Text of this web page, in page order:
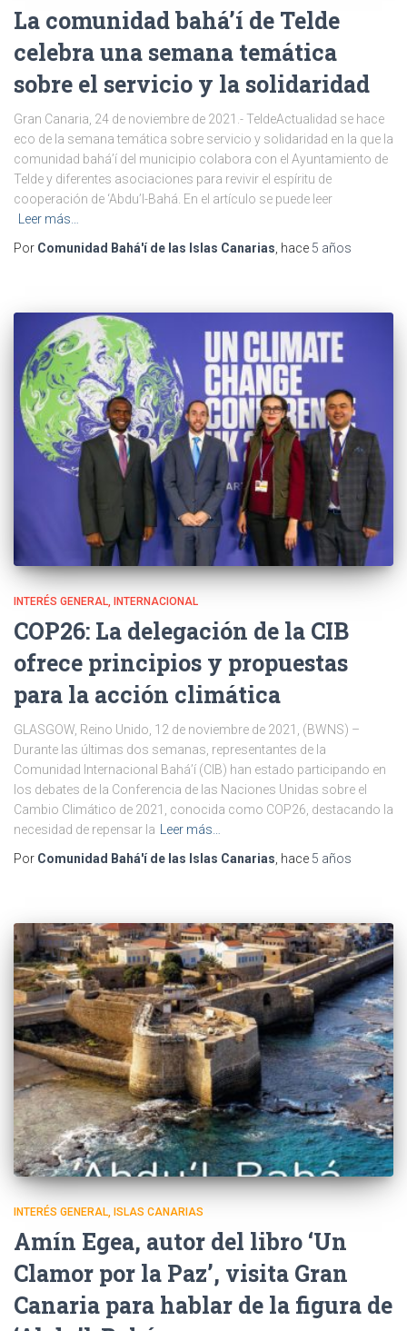
La comunidad bahá’í de Telde
celebra una semana temática
sobre el servicio y la solidaridad
Gran Canaria, 24 de noviembre de 2021.- TeldeActualidad se hace
eco de la semana temática sobre servicio y solidaridad en la que la
comunidad bahá’í del municipio colabora con el Ayuntamiento de
Telde y diferentes asociaciones para revivir el espíritu de
cooperación de ‘Abdu’l-Bahá. En el artículo se puede leer
Leer más…
Por Comunidad Bahá'í de las Islas Canarias, hace 5 años
INTERÉS GENERAL INTERNACIONAL
COP26: La delegación de la CIB
ofrece principios y propuestas
para la acción climática
GLASGOW, Reino Unido, 12 de noviembre de 2021, (BWNS) –
Durante las últimas dos semanas, representantes de la
Comunidad Internacional Bahá’í (CIB) han estado participando en
los debates de la Conferencia de las Naciones Unidas sobre el
Cambio Climático de 2021, conocida como COP26, destacando la
necesidad de repensar la
Leer más…
Por Comunidad Bahá'í de las Islas Canarias , hace 5 años
INTERÉS GENERAL ISLAS CANARIAS
Amín Egea, autor del libro ‘Un
Clamor por la Paz’, visita Gran
Canaria para hablar de la figura de